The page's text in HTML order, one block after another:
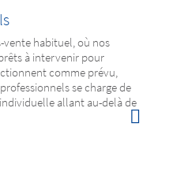
vente habituel, où nos
à intervenir pour
comme prévu,
se charge de
allant au-delà de